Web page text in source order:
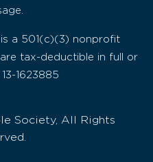
a 501(c)(3) nonprofit
tax-deductible in full or
1623885
Society, All Rights